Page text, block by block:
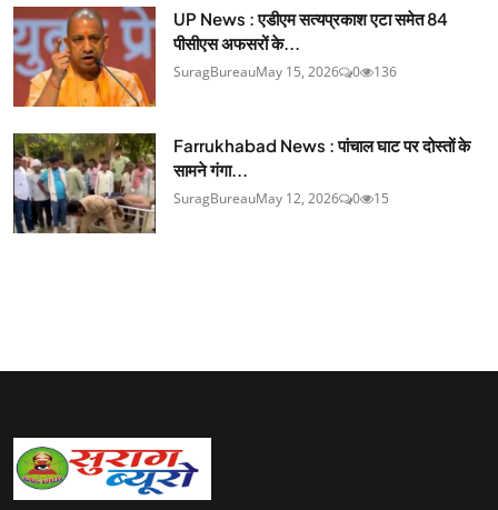
UP News : एडीएम सत्यप्रकाश एटा समेत 84
पीसीएस अफसरों के...
SuragBureauMay 15, 2026 0 136
Farrukhabad News : पांचाल घाट पर दोस्तों के
सामने गंगा...
SuragBureauMay 12, 2026 0 15